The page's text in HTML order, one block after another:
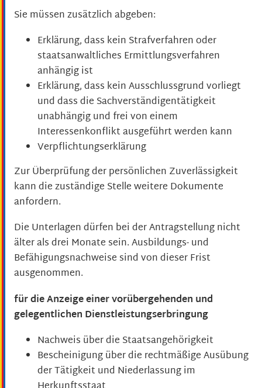
Sie müssen zusätzlich abgeben:
Erklärung, dass kein Strafverfahren oder
staatsanwaltliches Ermittlungsverfahren
anhängig ist
Erklärung, dass kein Ausschlussgrund vorliegt
und dass die Sachverständigentätigkeit
unabhängig und frei von einem
Interessenkonflikt ausgeführt werden kann
Verpflichtungserklärung
Zur Überprüfung der persönlichen Zuverlässigkeit
kann die zuständige Stelle weitere Dokumente
anfordern.
Die Unterlagen dürfen bei der Antragstellung nicht
älter als drei Monate sein. Ausbildungs- und
Befähigungsnachweise sind von dieser Frist
ausgenommen.
für die Anzeige einer vorübergehenden und
gelegentlichen Dienstleistungserbringung
Nachweis über die Staatsangehörigkeit
Bescheinigung über die rechtmäßige Ausübung
der Tätigkeit und Niederlassung im